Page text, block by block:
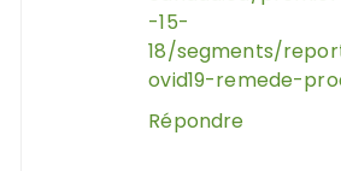
-15-
18/segments/
ovid19-remede-
Répondre